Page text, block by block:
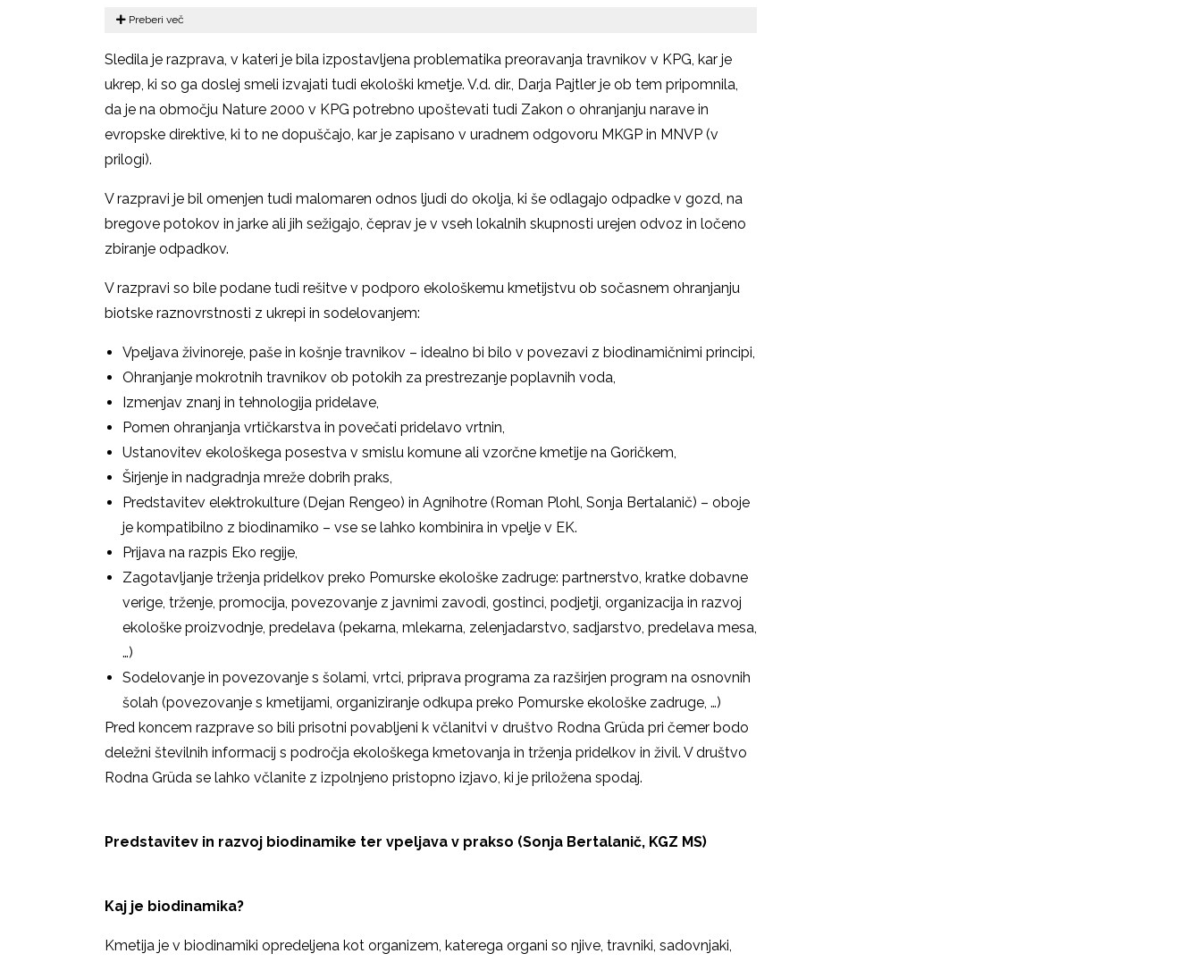
Preberi več
Sledila je razprava, v kateri je bila izpostavljena problematika preoravanja travnikov v KPG, kar je
ukrep, ki so ga doslej smeli izvajati tudi ekološki kmetje. V.d. dir., Darja Pajtler je ob tem pripomnila,
da je na območju Nature 2000 v KPG potrebno upoštevati tudi Zakon o ohranjanju narave in
evropske direktive, ki to ne dopuščajo, kar je zapisano v uradnem odgovoru MKGP in MNVP (v
prilogi).
V razpravi je bil omenjen tudi malomaren odnos ljudi do okolja, ki še odlagajo odpadke v gozd, na
bregove potokov in jarke ali jih sežigajo, čeprav je v vseh lokalnih skupnosti urejen odvoz in ločeno
zbiranje odpadkov.
V razpravi so bile podane tudi rešitve v podporo ekološkemu kmetijstvu ob sočasnem ohranjanju
biotske raznovrstnosti z ukrepi in sodelovanjem:
Vpeljava živinoreje, paše in košnje travnikov – idealno bi bilo v povezavi z biodinamičnimi principi,
Ohranjanje mokrotnih travnikov ob potokih za prestrezanje poplavnih voda,
Izmenjav znanj in tehnologija pridelave,
Pomen ohranjanja vrtičkarstva in povečati pridelavo vrtnin,
Ustanovitev ekološkega posestva v smislu komune ali vzorčne kmetije na Goričkem,
Širjenje in nadgradnja mreže dobrih praks,
Predstavitev elektrokulture (Dejan Rengeo) in Agnihotre (Roman Plohl, Sonja Bertalanič) – oboje
je kompatibilno z biodinamiko – vse se lahko kombinira in vpelje v EK.
Prijava na razpis Eko regije,
Zagotavljanje trženja pridelkov preko Pomurske ekološke zadruge: partnerstvo, kratke dobavne
verige, trženje, promocija, povezovanje z javnimi zavodi, gostinci, podjetji, organizacija in razvoj
ekološke proizvodnje, predelava (pekarna, mlekarna, zelenjadarstvo, sadjarstvo, predelava mesa,
…)
Sodelovanje in povezovanje s šolami, vrtci, priprava programa za razširjen program na osnovnih
šolah (povezovanje s kmetijami, organiziranje odkupa preko Pomurske ekološke zadruge, …)
Pred koncem razprave so bili prisotni povabljeni k včlanitvi v društvo Rodna Grüda pri čemer bodo
deležni številnih informacij s področja ekološkega kmetovanja in trženja pridelkov in živil. V društvo
Rodna Grüda se lahko včlanite z izpolnjeno pristopno izjavo, ki je priložena spodaj.
Predstavitev in razvoj biodinamike ter vpeljava v prakso (Sonja Bertalanič, KGZ MS)
Kaj je biodinamika?
Kmetija je v biodinamiki opredeljena kot organizem, katerega organi so njive, travniki, sadovnjaki,